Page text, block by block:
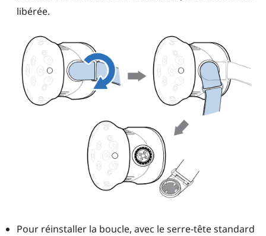
libérée.
Pour réinstaller la boucle, avec le serre-tête standard